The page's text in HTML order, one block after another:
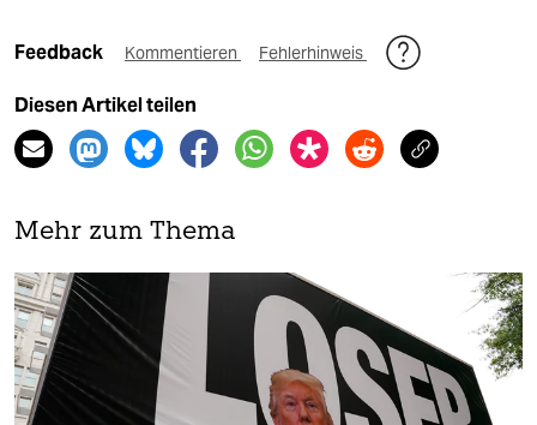
Feedback Kommentieren Fehlerhinweis
Diesen Artikel teilen
Mehr zum Thema